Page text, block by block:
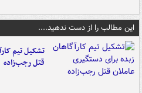
این مطالب را از دست ندهید....
تشکیل تیم
قتل رجب‌زاده